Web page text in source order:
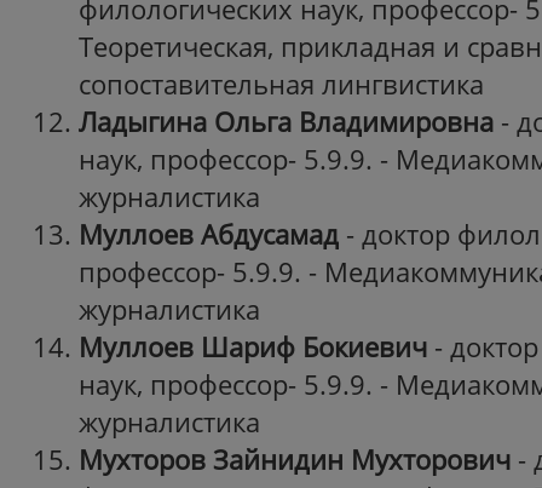
филологических наук, профессор-
Теоретическая, прикладная и
сопоставительная лингвистика
Ладыгина Ольга Владимировна -
наук, профессор- 5.9.9. -
журналистика
Муллоев Абдусамад - доктор
профессор- 5.9.9. -
журналистика
Муллоев Шариф Бокиевич -
наук, профессор- 5.9.9. -
журналистика
Мухторов Зайнидин Мухторович -